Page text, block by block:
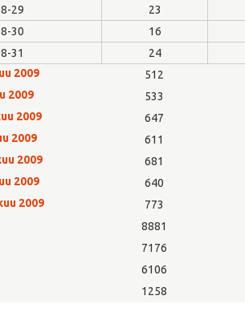
29
23
30
16
31
24
2009
512
2009
533
2009
647
2009
611
2009
681
2009
640
2009
773
8881
7176
6106
1258